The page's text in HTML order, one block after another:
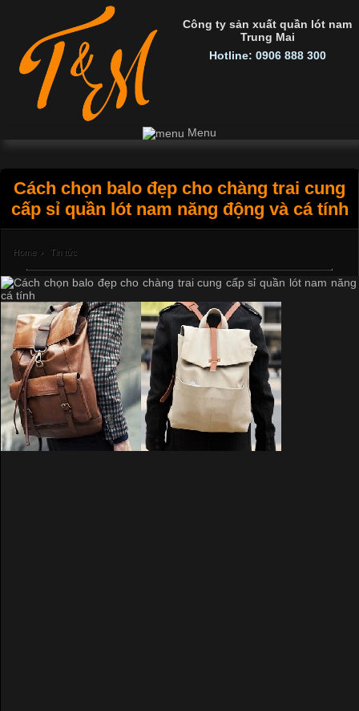
Công ty sản xuất quần lót nam
Trung Mai
Hotline: 0906 888 300
Menu
Cách chọn balo đẹp cho chàng trai cung
cấp sỉ quần lót nam năng động và cá tính
Home › Tin tức